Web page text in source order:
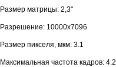
Размер матрицы: 2,3"
Разрешение: 10000x7096
Размер пикселя, мкм: 3.1
Максимальная частота кадров: 4.2